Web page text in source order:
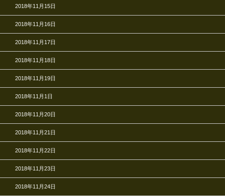
2018年11月15日
2018年11月16日
2018年11月17日
2018年11月18日
2018年11月19日
2018年11月1日
2018年11月20日
2018年11月21日
2018年11月22日
2018年11月23日
2018年11月24日